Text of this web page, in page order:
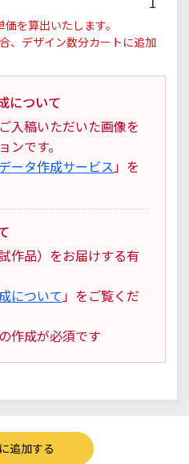
を算出いたします。
、デザイン数分カートに追加
について
入稿いただいた画像を
ンです。
ータ作成サービス 」を
作品）をお届けする有
について 」をご覧くだ
作成が必須です